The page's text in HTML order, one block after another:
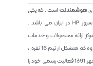
هوشمندنتاست . که یکی
شناخته ترین و یکی از شرکت معتبر پخش سرور HP در ایران می باشد .
ارائه محصولات و خدمات
IT با پشتیبانی 24 ساعته در ایران باشد . این گروه که متشکل از تیم 16 نفره ،
پشتیبانی و طراحی میباشد در تاریخ شنبه 16 مهر 1391 فعالیت رسمی خود را